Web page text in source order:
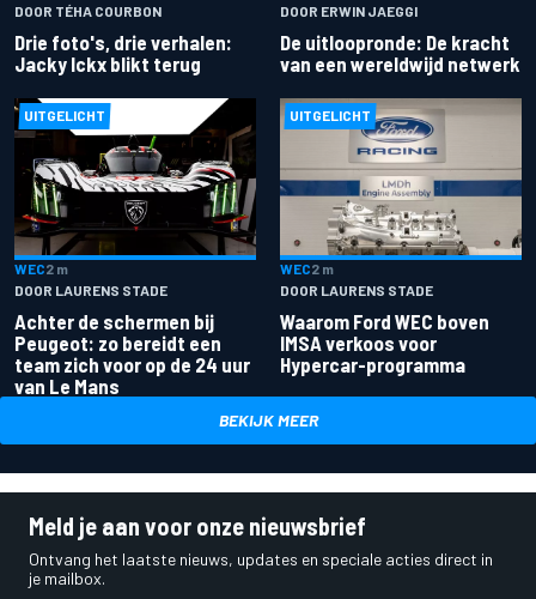
DOOR TÉHA COURBON
Drie foto's, drie verhalen:
Jacky Ickx blikt terug
DOOR ERWIN JAEGGI
De uitloopronde: De kracht
van een wereldwijd netwerk
UITGELICHT
WEC2 m
DOOR LAURENS STADE
Achter de schermen bij
Peugeot: zo bereidt een
team zich voor op de 24 uur
van Le Mans
UITGELICHT
WEC2 m
DOOR LAURENS STADE
Waarom Ford WEC boven
IMSA verkoos voor
Hypercar-programma
BEKIJK MEER
Meld je aan voor onze nieuwsbrief
Ontvang het laatste nieuws, updates en speciale acties direct in
je mailbox.